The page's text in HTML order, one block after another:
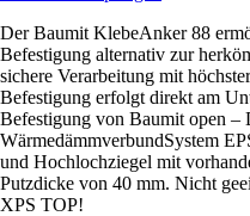
Der Baumit KlebeAnker 88
Befestigung alternativ zur
sichere Verarbeitung mit
Befestigung erfolgt direkt am
Befestigung von Baumit open –
WärmedämmverbundSystem
und Hochlochziegel mit
Putzdicke von 40 mm. Nicht
XPS TOP!